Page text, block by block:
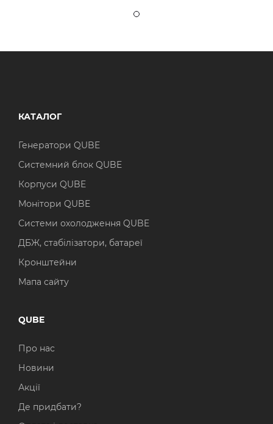
КАТАЛОГ
Генератори QUBE
Системний блок QUBE
Корпуси QUBE
Монітори QUBE
Системи охолодження QUBE
ДБЖ, стабілізатори, батареї
Кронштейни
Мапа сайту
QUBE
Про нас
Новини
Акції
Де придбати?